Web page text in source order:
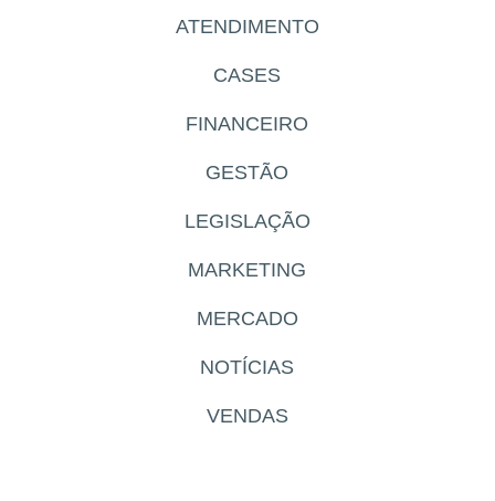
ATENDIMENTO
CASES
FINANCEIRO
GESTÃO
LEGISLAÇÃO
MARKETING
MERCADO
NOTÍCIAS
VENDAS